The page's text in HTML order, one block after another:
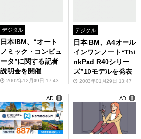
デジタル
日本IBM、“オート
ノミック・コンピュ
ータ”に関する記者
説明会を開催
2002年12月09日 17:43
デジタル
日本IBM、A4オール
インワンノート“Thi
nkPad R40シリー
ズ”10モデルを発表
2003年01月29日 13:47
AD AD